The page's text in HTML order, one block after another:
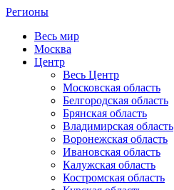
Регионы
Весь мир
Москва
Центр
Весь Центр
Московская область
Белгородская область
Брянская область
Владимирская область
Воронежская область
Ивановская область
Калужская область
Костромская область